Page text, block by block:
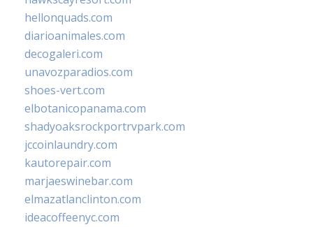
hellonquads.com
diarioanimales.com
decogaleri.com
unavozparadios.com
shoes-vert.com
elbotanicopanama.com
shadyoaksrockportrvpark.com
jccoinlaundry.com
kautorepair.com
marjaeswinebar.com
elmazatlanclinton.com
ideacoffeenyc.com